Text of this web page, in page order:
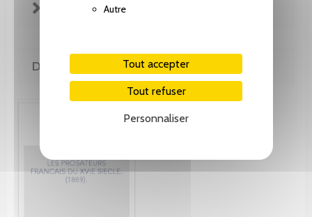
Autre
Tout accepter
Tout refuser
Personnaliser
FICHE TECHNIQUE
DE MÊME AUTEUR(E)